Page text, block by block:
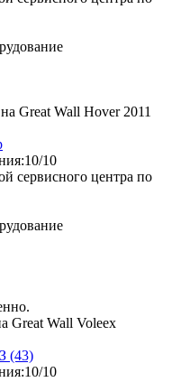
Great Wall Hover 2011
10
сервисного центра по
Great Wall Voleex
(43)
10